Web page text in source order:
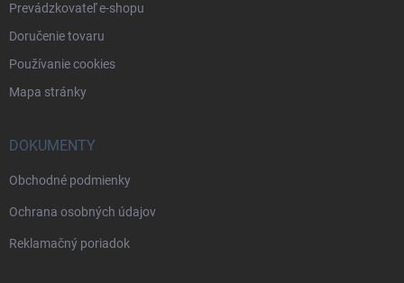
Prevádzkovateľ e-shopu
Doručenie tovaru
Používanie cookies
Mapa stránky
DOKUMENTY
Obchodné podmienky
Ochrana osobných údajov
Reklamačný poriadok